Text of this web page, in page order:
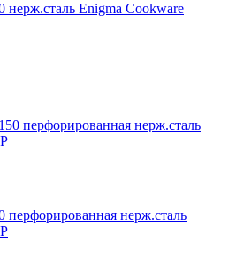
нерж.сталь Enigma Cookware
перфорированная нерж.сталь